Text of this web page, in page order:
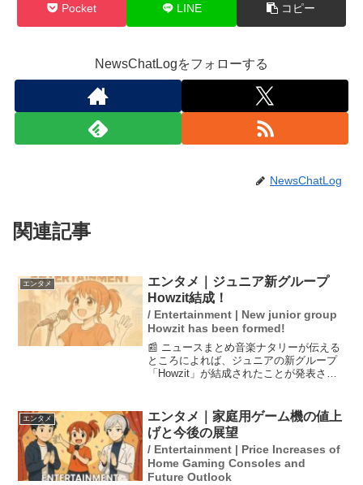
Pocket LINE コピー
NewsChatLogをフォローする
NewsChatLog
関連記事
エンタメ
エンタメ｜ジュニア新グループ
Howzit結成！
/ Entertainment | New junior group
Howzit has been formed!
📰 ニュースまとめ音楽ナタリーが伝える
ところによれば、ジュニアの新グループ
「Howzit」が結成されたことが発表され
渉の5人で、彼らは8月からライブを開催
する予定です。こ...
エンタメ
エンタメ｜家庭用ゲーム機の値上
げと今後の展望
/ Entertainment | Price Increases of
Home Gaming Consoles and
Future Outlook